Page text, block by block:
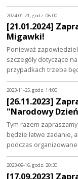
2024-01-21, godz. 06:00
[21.01.2024]
Migawki!
Ponieważ
szczegóły dotyczące
przypadkach trzeba
2023-11-25, godz. 14:00
[26.11.2023]
"Narodowy
Tym razem
będzie łatwe zadanie,
podczas
2023-09-16, godz. 20:30
[17.09.2023]